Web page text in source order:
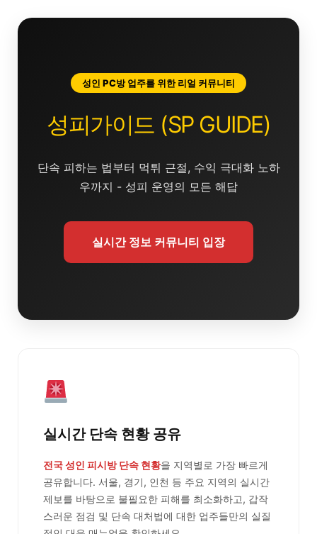
성인 PC방 업주를 위한 리얼 커뮤니티
성피가이드 (SP GUIDE)
단속 피하는 법부터 먹튀 근절, 수익 극대화 노하
우까지 - 성피 운영의 모든 해답
실시간 정보 커뮤니티 입장
실시간 단속 현황 공유
전국 성인 피시방 단속 현황을 지역별로 가장 빠르게
공유합니다. 서울, 경기, 인천 등 주요 지역의 실시간
제보를 바탕으로 불필요한 피해를 최소화하고, 갑작
스러운 점검 및 단속 대처법에 대한 업주들만의 실질